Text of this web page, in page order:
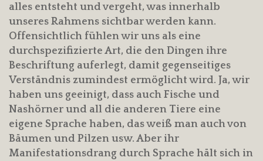
alles entsteht und vergeht, was innerhalb
unseres Rahmens sichtbar werden kann.
Offensichtlich fühlen wir uns als eine
durchspezifizierte Art, die den Dingen ihre
Beschriftung auferlegt, damit gegenseitiges
Verständnis zumindest ermöglicht wird. Ja, wir
haben uns geeinigt, dass auch Fische und
Nashörner und all die anderen Tiere eine
eigene Sprache haben, das weiß man auch von
Bäumen und Pilzen usw. Aber ihr
Manifestationsdrang durch Sprache hält sich in